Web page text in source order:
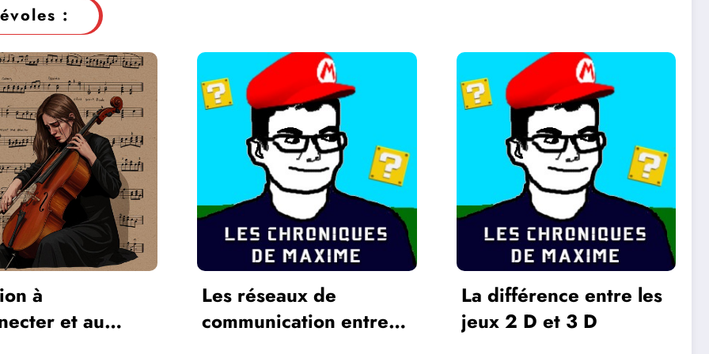
:
à
et au
Les réseaux de
communication entre
La différence entre les
jeux 2 D et 3 D